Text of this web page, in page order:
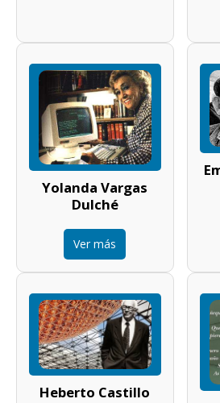
Yolanda Vargas
Dulché
Ver más
Heberto Castillo